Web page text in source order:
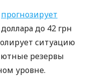
прогнозирует
до 42 грн
ситуацию
резервы
уровне.